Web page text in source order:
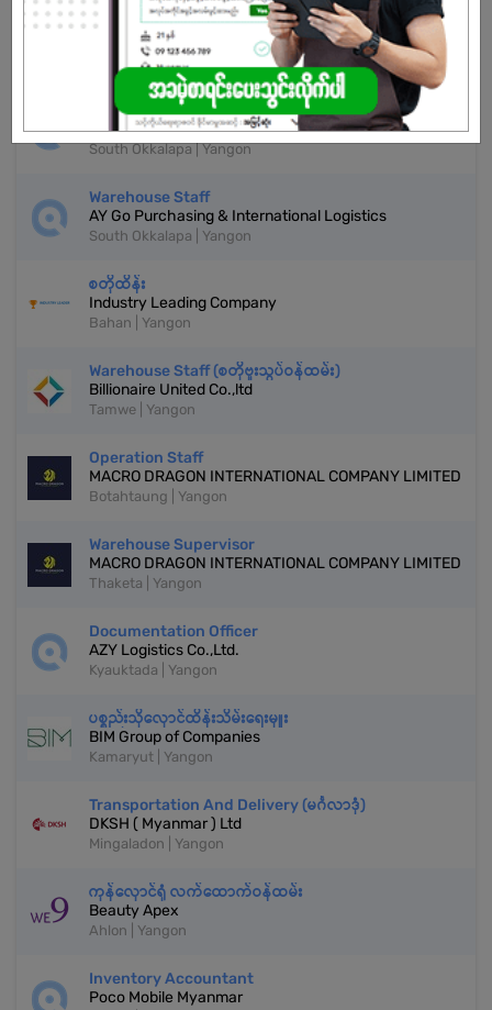
More Similar Jobs
Inventory Accountant (Female)
Beauty VIVO
South Okkalapa | Yangon
Warehouse Staff
AY Go Purchasing & International Logistics
South Okkalapa | Yangon
စတိုထိန်း
Industry Leading Company
Bahan | Yangon
Warehouse Staff (စတိုဗူးသွပ်ဝန်ထမ်း)
Billionaire United Co.,ltd
Tamwe | Yangon
Operation Staff
MACRO DRAGON INTERNATIONAL COMPANY LIMITED
Botahtaung | Yangon
Warehouse Supervisor
MACRO DRAGON INTERNATIONAL COMPANY LIMITED
Thaketa | Yangon
Documentation Officer
AZY Logistics Co.,Ltd.
Kyauktada | Yangon
ပစ္စည်းသိုလှောင်ထိန်းသိမ်းရေးမှူး
BIM Group of Companies
Kamaryut | Yangon
Transportation And Delivery (မင်္ဂလာဒုံ)
DKSH ( Myanmar ) Ltd
Mingaladon | Yangon
ကုန်လှောင်ရုံ လက်ထောက်ဝန်ထမ်း
Beauty Apex
Ahlon | Yangon
Inventory Accountant
Poco Mobile Myanmar